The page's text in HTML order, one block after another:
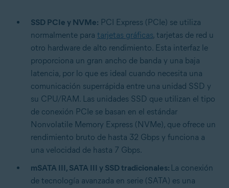
SSD PCIe y NVMe: PCI Express (PCIe) se utiliza
normalmente para tarjetas gráficas, tarjetas de red u
otro hardware de alto rendimiento. Esta interfaz le
proporciona un gran ancho de banda y una baja
latencia, por lo que es ideal cuando necesita una
comunicación superrápida entre una unidad SSD y
su CPU/RAM. Las unidades SSD que utilizan el tipo
de conexión PCIe se basan en el estándar
Nonvolatile Memory Express (NVMe), que ofrece un
rendimiento bruto de hasta 32 Gbps y funciona a
una velocidad de hasta 7 Gbps.
mSATA III, SATA III y SSD tradicionales: La conexión
de tecnología avanzada en serie (SATA) es una